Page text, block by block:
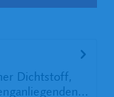
Dichtstoff,